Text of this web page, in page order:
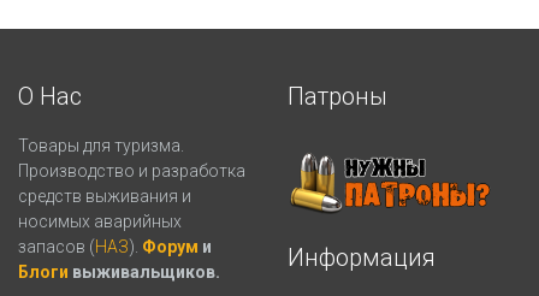
О Нас
Товары для туризма.
Производство и разработка
средств выживания и
носимых аварийных
запасов (НАЗ). Форум и
Блоги выживальщиков.
Патроны
Информация